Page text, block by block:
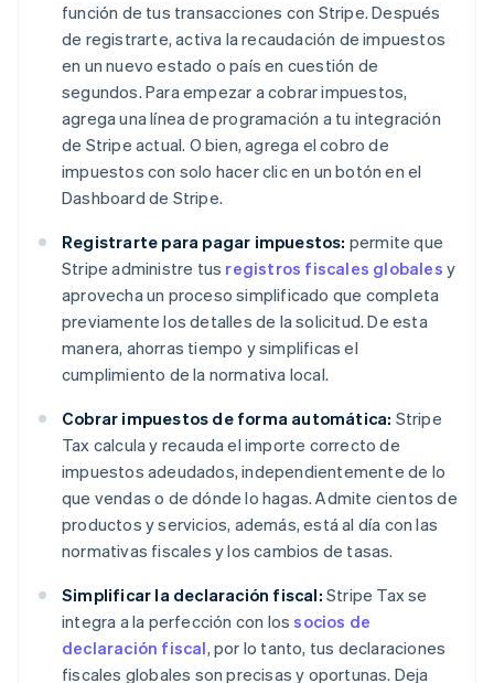
función de tus transacciones con Stripe. Después
de registrarte, activa la recaudación de impuestos
en un nuevo estado o país en cuestión de
segundos. Para empezar a cobrar impuestos,
agrega una línea de programación a tu integración
de Stripe actual. O bien, agrega el cobro de
impuestos con solo hacer clic en un botón en el
Dashboard de Stripe.
Registrarte para pagar impuestos: permite que
Stripe administre tus registros fiscales globales y
aprovecha un proceso simplificado que completa
previamente los detalles de la solicitud. De esta
manera, ahorras tiempo y simplificas el
cumplimiento de la normativa local.
Cobrar impuestos de forma automática: Stripe
Tax calcula y recauda el importe correcto de
impuestos adeudados, independientemente de lo
que vendas o de dónde lo hagas. Admite cientos de
productos y servicios, además, está al día con las
normativas fiscales y los cambios de tasas.
Simplificar la declaración fiscal: Stripe Tax se
integra a la perfección con lossocios de
declaración fiscal, por lo tanto, tus declaraciones
fiscales globales son precisas y oportunas. Deja